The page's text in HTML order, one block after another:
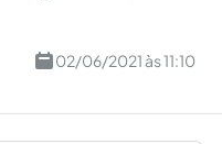
02/06/2021 às 11:10